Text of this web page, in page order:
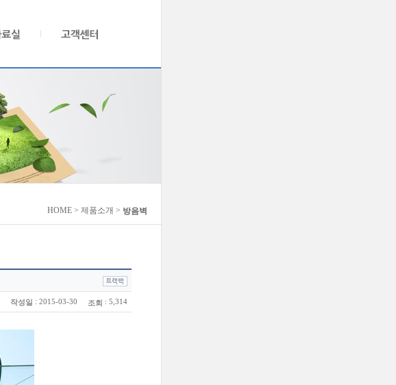
HOME > 제품소개 > 방음벽
작성일 : 2015-03-30 조회 : 5,314